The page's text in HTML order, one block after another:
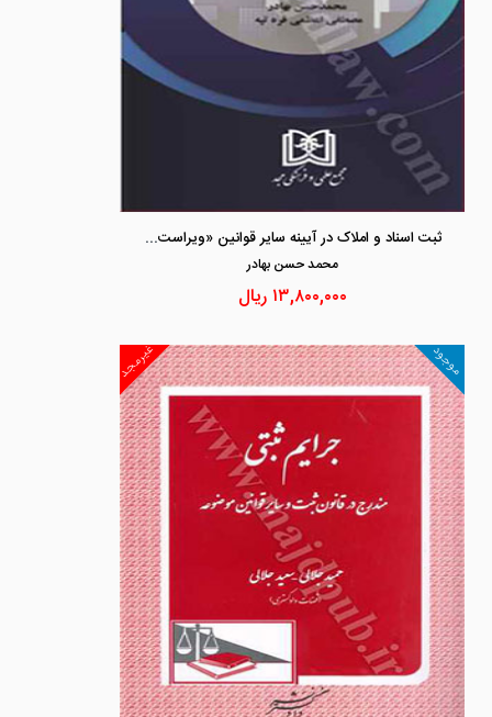
ثبت اسناد و املاک در آیینه سایر قوانین «ویراست دوم»
محمد حسن بهادر
۱۳,۸۰۰,۰۰۰ ریال
غیرمجد موجود